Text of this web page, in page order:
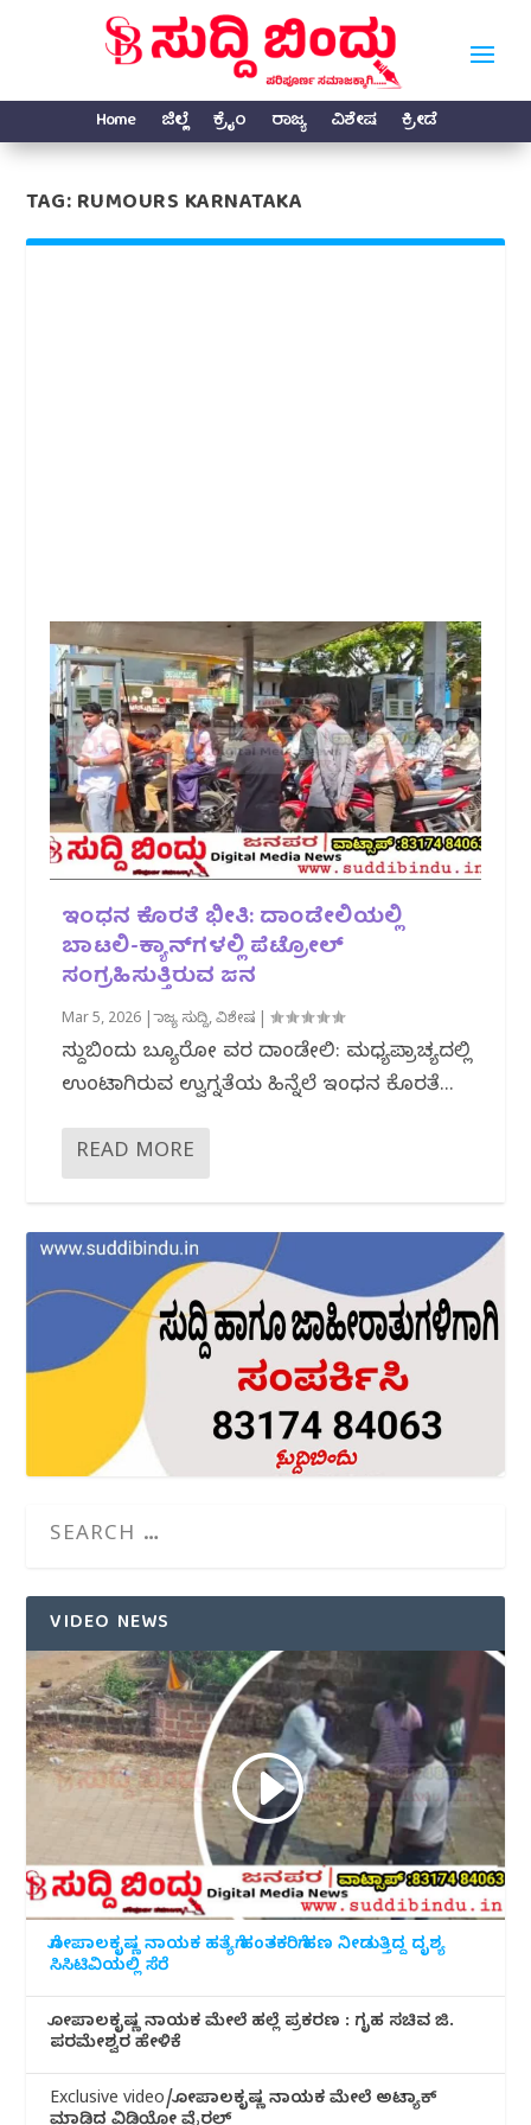
Home ಜಿಲ್ಲೆ ಕ್ರೈಂ ರಾಜ್ಯ ವಿಶೇಷ ಕ್ರೀಡೆ
TAG:RUMOURS KARNATAKA
ಇಂಧನ ಕೊರತೆ ಭೀತಿ: ದಾಂಡೇಲಿಯಲ್ಲಿ
ಬಾಟಲಿ-ಕ್ಯಾನ್‌ಗಳಲ್ಲಿ ಪೆಟ್ರೋಲ್
ಸಂಗ್ರಹಿಸುತ್ತಿರುವ ಜನ
Mar 5, 2026 |ರಾಜ್ಯ ಸುದ್ದಿ,ವಿಶೇಷ |
ಸುದ್ದಿಬಿಂದು ಬ್ಯೂರೋ ವರದಿ ದಾಂಡೇಲಿ: ಮಧ್ಯಪ್ರಾಚ್ಯದಲ್ಲಿ
ಉಂಟಾಗಿರುವ ಉದ್ವಿಗ್ನತೆಯ ಹಿನ್ನೆಲೆ ಇಂಧನ ಕೊರತೆ...
READ MORE
VIDEO NEWS
ಗೋಪಾಲಕೃಷ್ಣ ನಾಯಕ ಹತ್ಯೆಗೆ ಹಂತಕರಿಗೆ ಹಣ ನೀಡುತ್ತಿದ್ದ ದೃಶ್ಯ
ಸಿಸಿಟಿವಿಯಲ್ಲಿ ಸೆರೆ
ಗೋಪಾಲಕೃಷ್ಣ ನಾಯಕ ಮೇಲೆ ಹಲ್ಲೆ ಪ್ರಕರಣ : ಗೃಹ ಸಚಿವ ಜಿ.
ಪರಮೇಶ್ವರ ಹೇಳಿಕೆ
Exclusive video/ಗೋಪಾಲಕೃಷ್ಣ ನಾಯಕ ಮೇಲೆ ಅಟ್ಯಾಕ್